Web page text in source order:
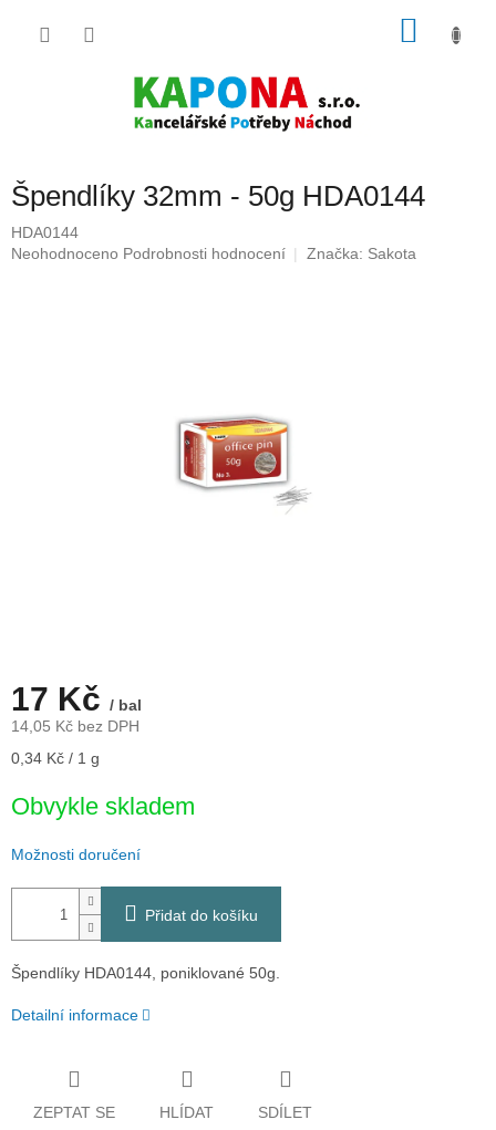
Špendlíky 32mm - 50g HDA0144
HDA0144
Průměrné
Neohodnoceno Podrobnosti hodnocení Značka: Sakota
17 Kč / bal
14,05 Kč bez DPH
Měrná
0,34 Kč / 1 g
Obvykle skladem
Možnosti doručení
Přidat do košíku
Špendlíky HDA0144, poniklované 50g.
Detailní informace
ZEPTAT SE HLÍDAT SDÍLET